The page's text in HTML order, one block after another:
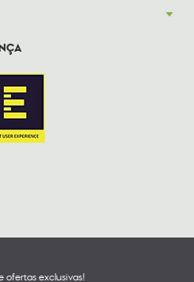
ofertas exclusivas!